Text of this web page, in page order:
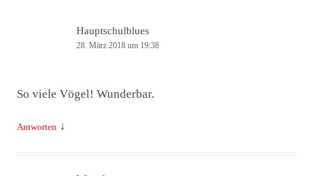
Hauptschulblues
28. März 2018 um 19:38
So viele Vögel! Wunderbar.
Antworten ↓